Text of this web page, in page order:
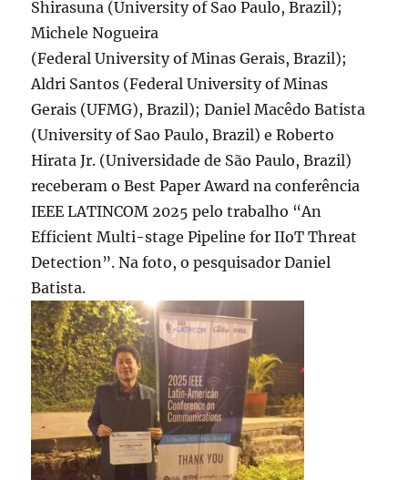
Shirasuna (University of Sao Paulo, Brazil);
Michele Nogueira
(Federal University of Minas Gerais, Brazil);
Aldri Santos (Federal University of Minas
Gerais (UFMG), Brazil); Daniel Macêdo Batista
(University of Sao Paulo, Brazil) e Roberto
Hirata Jr. (Universidade de São Paulo, Brazil)
receberamo Best Paper Award na conferência
IEEE LATINCOM 2025 pelo trabalho “An
Efficient Multi-stage Pipeline for IIoT Threat
Detection”. Na foto, o pesquisador Daniel
Batista.